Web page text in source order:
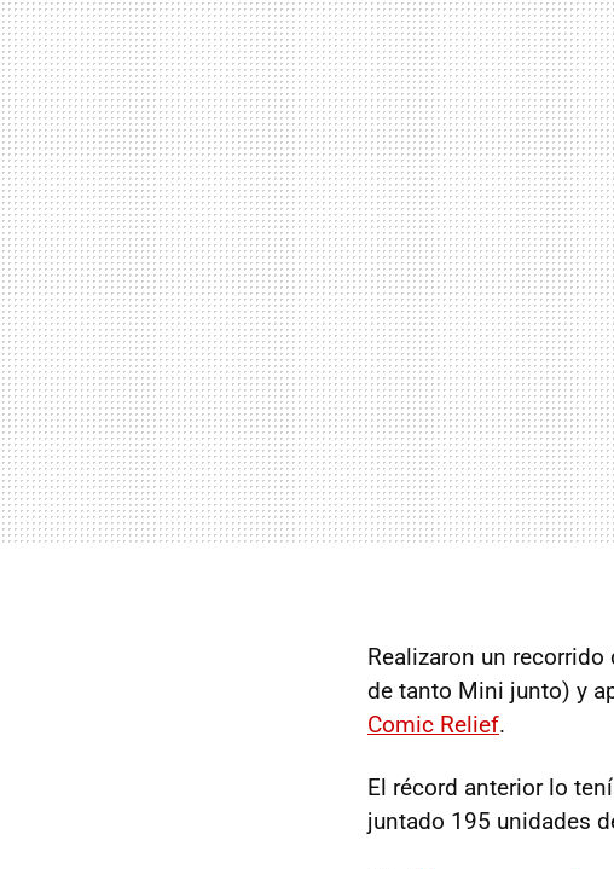
Realizaron un
de tanto Mini junto) y
Comic Relief.
El récord anterior lo
juntado 195 unidades